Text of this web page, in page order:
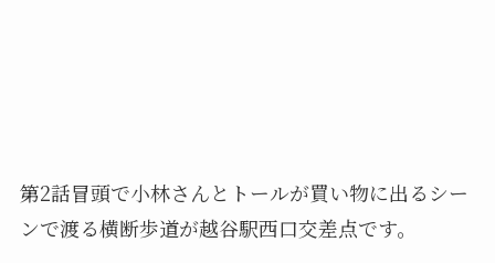
第2話冒頭で小林さんとトールが買い物に出るシー
ンで渡る横断歩道が越谷駅西口交差点です。